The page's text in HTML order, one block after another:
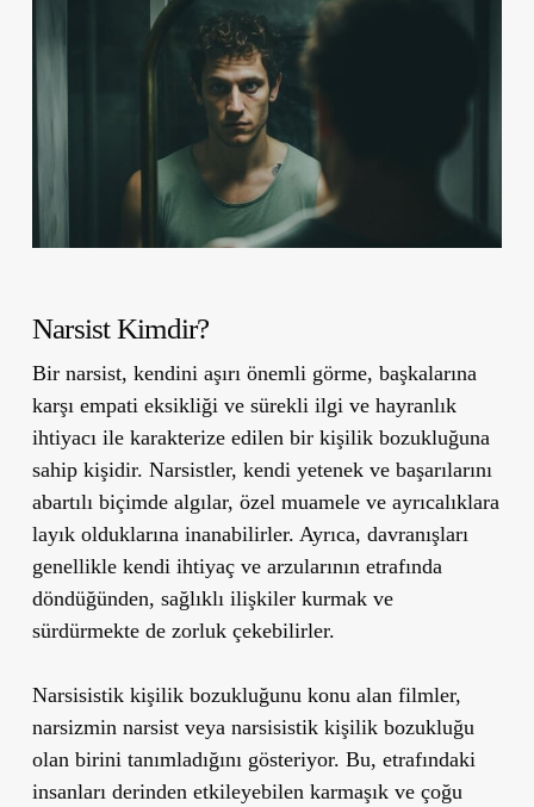
Narsist Kimdir?
Bir narsist, kendini aşırı önemli görme, başkalarına
karşı empati eksikliği ve sürekli ilgi ve hayranlık
ihtiyacı ile karakterize edilen bir kişilik bozukluğuna
sahip kişidir. Narsistler, kendi yetenek ve başarılarını
abartılı biçimde algılar, özel muamele ve ayrıcalıklara
layık olduklarına inanabilirler. Ayrıca, davranışları
genellikle kendi ihtiyaç ve arzularının etrafında
döndüğünden, sağlıklı ilişkiler kurmak ve
sürdürmekte de zorluk çekebilirler.
Narsisistik kişilik bozukluğunu konu alan filmler,
narsizmin narsist veya narsisistik kişilik bozukluğu
olan birini tanımladığını gösteriyor. Bu, etrafındaki
insanları derinden etkileyebilen karmaşık ve çoğu